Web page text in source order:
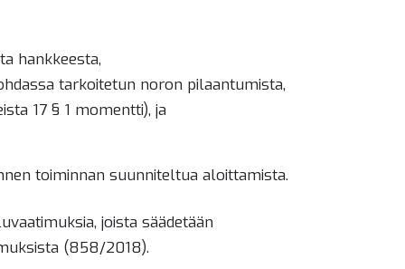
hankkeesta,
tarkoitetun noron pilaantumista,
17 § 1 momentti), ja
toiminnan suunniteltua aloittamista.
joista säädetään
(858/2018).